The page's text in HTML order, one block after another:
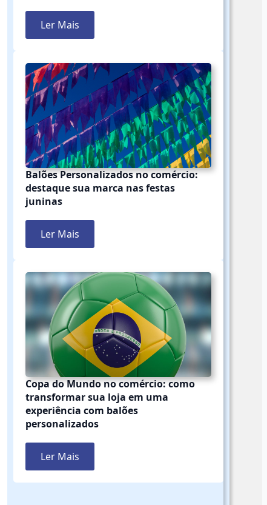
Ler Mais
Balões Personalizados no comércio:
destaque sua marca nas festas
juninas
Ler Mais
Copa do Mundo no comércio: como
transformar sua loja em uma
experiência com balões
personalizados
Ler Mais